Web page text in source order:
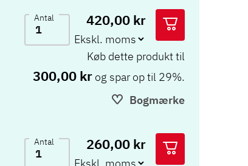
Antal 420,00 kr
Køb dette produkt til
300,00 kr og spar op til 29%.
Bogmærke
Antal 260,00 kr